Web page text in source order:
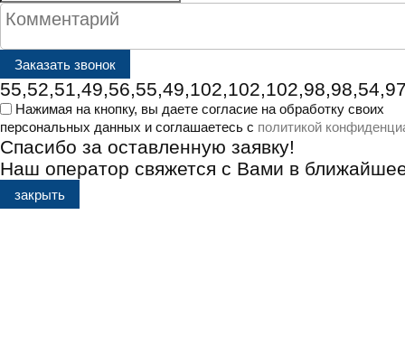
Нажимая на кнопку, вы даете согласие на обработку своих
персональных данных и соглашаетесь с политикой
Спасибо за оставленную заявку!
Наш оператор свяжется с Вами в
закрыть